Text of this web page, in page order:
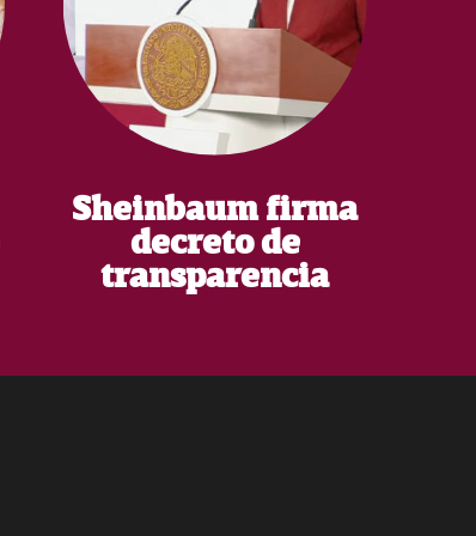
Sheinbaum firma
decreto de
transparencia